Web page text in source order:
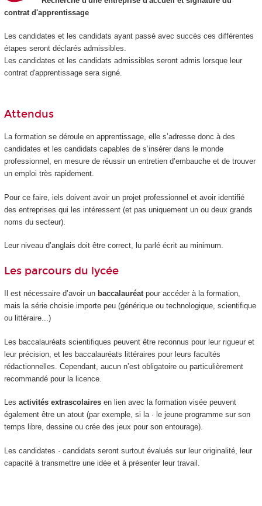
contrat d'apprentissage
Les candidates et les candidats ayant passé avec succès ces différentes
étapes seront déclarés admissibles.
Les candidates et les candidats admissibles seront admis lorsque leur
contrat d'apprentissage sera signé.
Attendus
La formation se déroule en apprentissage, elle s’adresse donc à des
candidates et les candidats capables de s’insérer dans le monde
professionnel, en mesure de réussir un entretien d’embauche et de trouver
un emploi très rapidement.
Pour ce faire, iels doivent avoir un projet professionnel et avoir identifié
des entreprises qui les intéressent (et pas uniquement un ou deux grands
noms du secteur).
Leur niveau d’anglais doit être correct, lu parlé écrit au minimum.
Les parcours du lycée
Il est nécessaire d’avoir un baccalauréat pour accéder à la formation,
mais la série choisie importe peu (générique ou technologique, scientifique
ou littéraire...)
Les baccalauréats scientifiques peuvent être reconnus pour leur rigueur et
leur précision, et les baccalauréats littéraires pour leurs facultés
rédactionnelles. Cependant, aucun n’est obligatoire ou particulièrement
recommandé pour la licence.
Les activités extrascolairesen lien avec la formation visée peuvent
également être un atout (par exemple, si la · le jeune programme sur son
temps libre, dessine ou crée des jeux pour son entourage).
Les candidates · candidats seront surtout évalués sur leur originalité, leur
capacité à transmettre une idée et à présenter leur travail.